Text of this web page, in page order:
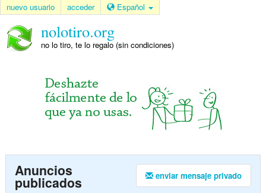
nuevo usuario acceder Español
nolotiro.org
no lo tiro, te lo regalo (sin condiciones)
enviar mensaje privado
Anuncios
publicados